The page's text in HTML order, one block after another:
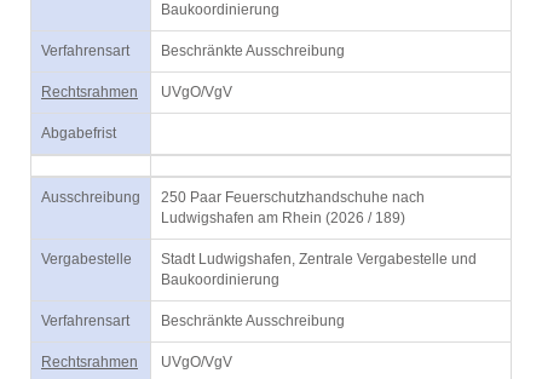
Baukoordinierung
Verfahrensart Beschränkte Ausschreibung
Rechtsrahmen UVgO/VgV
Abgabefrist
Ausschreibung
250 Paar Feuerschutzhandschuhe nach
Ludwigshafen am Rhein (2026 / 189)
Vergabestelle
Stadt Ludwigshafen, Zentrale Vergabestelle und
Baukoordinierung
Verfahrensart Beschränkte Ausschreibung
Rechtsrahmen UVgO/VgV